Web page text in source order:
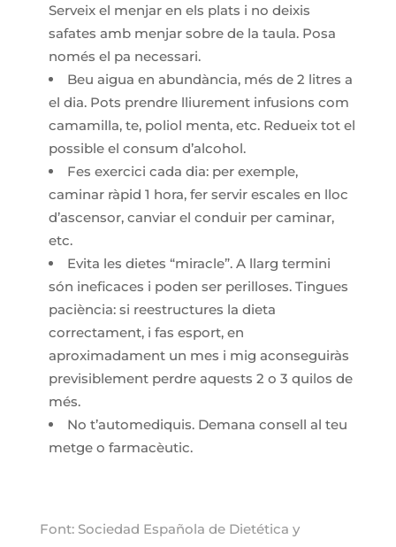
Serveix el menjar en els plats i no deixis
safates amb menjar sobre de la taula. Posa
només el pa necessari.
Beu aigua en abundància, més de 2 litres a
el dia. Pots prendre lliurement infusions com
camamilla, te, poliol menta, etc. Redueix tot el
possible el consum d’alcohol.
Fes exercici cada dia: per exemple,
caminar ràpid 1 hora, fer servir escales en lloc
d’ascensor, canviar el conduir per caminar,
etc.
Evita les dietes “miracle”. A llarg termini
són ineficaces i poden ser perilloses. Tingues
paciència: si reestructures la dieta
correctament, i fas esport, en
aproximadament un mes i mig aconseguiràs
previsiblement perdre aquests 2 o 3 quilos de
més.
No t’automediquis. Demana consell al teu
metge o farmacèutic.
Font: Sociedad Española de Dietética y